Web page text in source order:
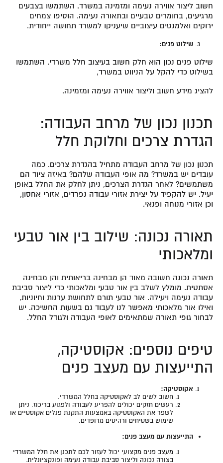
חשוב ליצור אווירה נעימה ומזמינה במשרד. השתמשו בצבעים
מרגיעים, בחומרים טבעיים ובתאורה נעימה. הוסיפו צמחים
ירוקים ואלמנטים עיצוביים שיעניקו למשרד תחושה ייחודית.
שילוט פנים:
שילוט פנים נכון הוא חלק חשוב בעיצוב חלל משרדי. השתמשו
בשילוט כדי להקל על הניווט במשרד,
להציג מידע חשוב וליצור אווירה נעימה ומזמינה.
תכנון נכון של מרחב העבודה:
הגדרת צרכים וחלוקת חלל
תכנון נכון של מרחב העבודה מתחיל בהגדרת צרכים. כמה
עובדים יש במשרד? מה אופי העבודה שלהם? באיזה ציוד הם
משתמשים? לאחר הגדרת הצרכים, ניתן לחלק את החלל באופן
יעיל. יש להקפיד על יצירת אזורי עבודה נפרדים, אזורי אחסון,
וכן אזורי מנוחה ופנאי.
תאורה נכונה: שילוב בין אור טבעי
ומלאכותי
תאורה נכונה חשובה מאוד הן מבחינה בריאותית והן מבחינה
אסתטית. מומלץ לשלב בין אור טבעי ומלאכותי כדי ליצור סביבת
עבודה נעימה ויעילה. אור טבעי תורם לתחושת ערנות וחיוניות,
ואילו אור מלאכותי מאפשר לנו לעבוד גם בשעות החשיכה. יש
לבחור גופי תאורה שמתאימים לאופי העבודה ולגודל החלל.
טיפים נוספים: אקוסטיקה,
התייעצות עם מעצב פנים
אקוסטיקה:
חשוב לשים לב לאקוסטיקה בחלל המשרדי.
רעשים חזקים יכולים להפריע לעבודה ולפגוע בריכוז. ניתן
לשפר את האקוסטיקה באמצעות התקנת פנלים אקוסטיים או
שימוש בשטיחים ורהיטים מרופדים.
התייעצות עם מעצב פנים:
מעצב פנים מקצועי יכול לעזור לכם לתכנן את חלל המשרדי
בצורה נכונה וליצור סביבת עבודה נעימה ופונקציונלית.